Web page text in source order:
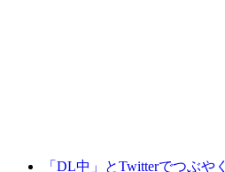
「DL中」とTwitterでつぶやく